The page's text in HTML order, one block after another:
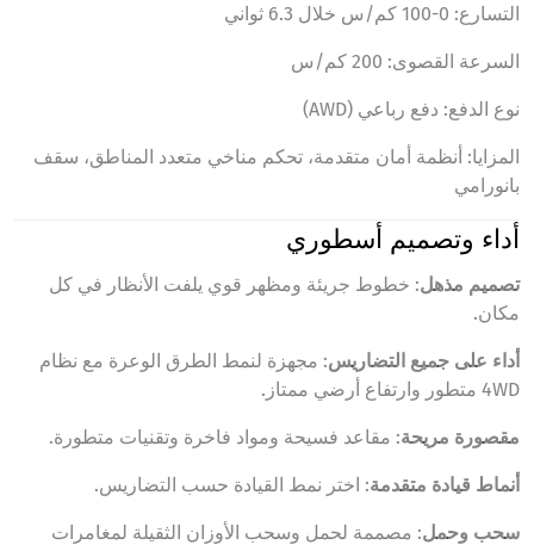
التسارع: 0-100 كم/س خلال 6.3 ثواني
السرعة القصوى: 200 كم/س
نوع الدفع: دفع رباعي (AWD)
المزايا: أنظمة أمان متقدمة، تحكم مناخي متعدد المناطق، سقف
بانورامي
أداء وتصميم أسطوري
تصميم مذهل: خطوط جريئة ومظهر قوي يلفت الأنظار في كل
مكان.
أداء على جميع التضاريس: مجهزة لنمط الطرق الوعرة مع نظام
4WD متطور وارتفاع أرضي ممتاز.
مقصورة مريحة: مقاعد فسيحة ومواد فاخرة وتقنيات متطورة.
أنماط قيادة متقدمة: اختر نمط القيادة حسب التضاريس.
سحب وحمل: مصممة لحمل وسحب الأوزان الثقيلة لمغامرات